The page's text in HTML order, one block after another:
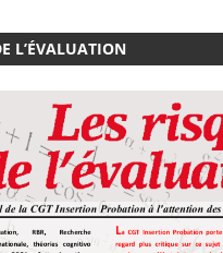
L’ÉVALUATION